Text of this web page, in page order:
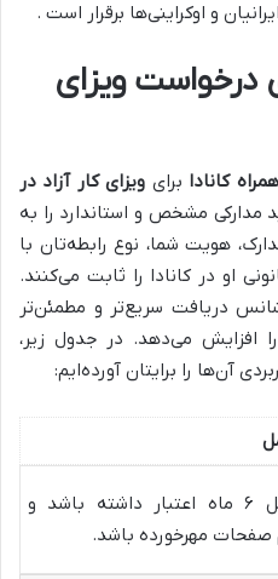
و اوکراینی‌ها برقرار است .
درخواست ویزای
کانادا برای ویزای کار آزاد در
مدارکی مشخص و استاندارد را به
هویت شما، نوع رابطه‌تان با
او در کانادا را ثابت می‌کنند.
دریافت سریع‌تر و مطمئن‌تر
را افزایش می‌دهد. در جدول زیر،
آن‌ها را برایتان آورده‌ایم:
باید حداقل ۶ ماه اعتبار داشته باشد و
صفحات مهرخورده باشد.